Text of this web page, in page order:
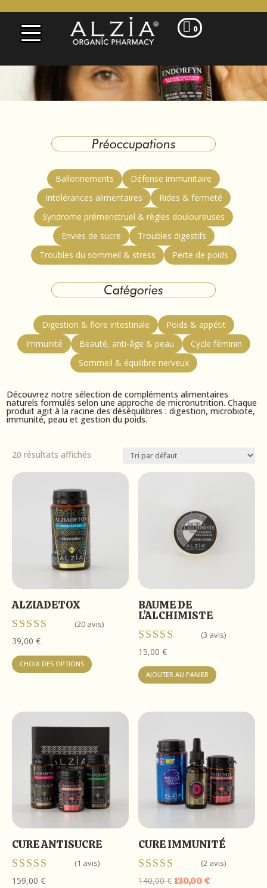
 0
Préoccupations
Ballonnements
Défense immunitaire
Intolérances alimentaires
Rides & fermeté
Syndrome prémenstruel & règles douloureuses
Envies de sucre
Troubles digestifs
Troubles du sommeil & stress
Perte de poids
Catégories
Digestion & flore intestinale
Poids & appétit
Immunité
Beauté, anti-âge & peau
Cycle féminin
Sommeil & équilibre nerveux
Découvrez notre sélection de compléments alimentaires
naturels formulés selon une approche de micronutrition. Chaque
produit agit à la racine des déséquilibres : digestion, microbiote,
immunité, peau et gestion du poids.
20 résultats affichés
ALZIADETOX
Note
sur 5
(20 avis)
39,00 €
CHOIX DES OPTIONS
produit
variations.
options
peuvent
être
choisies
sur
la
page
BAUME DE
L’ALCHIMISTE
Note
sur 5
(3 avis)
15,00€
AJOUTER AU PANIER
CURE ANTISUCRE
Note
(1 avis)
159,00 €
CURE IMMUNITÉ
Note
(2 avis)
140,00€ Le
130,00 €Le